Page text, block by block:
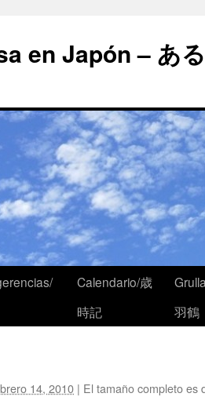
en Japón – あ
Calendario/歳
時記
羽鶴
14, 2010 | El tamaño completo es